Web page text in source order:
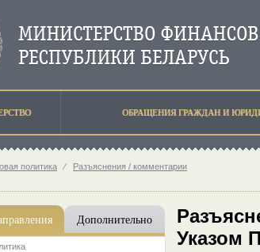
ОБРАЩЕНИЯ ГРАЖДАН И
политика ⁄ Разъяснения / комментарии
Дополнительно
Указом